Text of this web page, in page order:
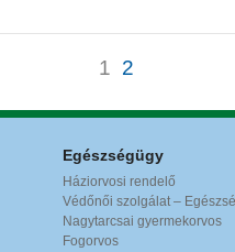
1 2
Egészségügy
Háziorvosi rendelő
Védőnői szolgálat –
Nagytarcsai gyermekorvos
Fogorvos